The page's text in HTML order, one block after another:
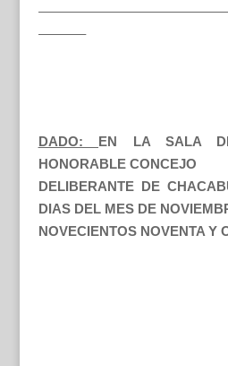
———–
DADO: EN LA SALA
HONORABLE CONCEJO
DELIBERANTE DE
DIAS DEL MES DE
NOVECIENTOS NOVENTA Y